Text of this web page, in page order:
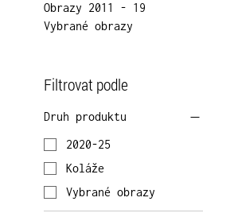
Obrazy 2011 - 19
Vybrané obrazy
Filtrovat podle
Druh produktu
2020-25
Koláže
Vybrané obrazy